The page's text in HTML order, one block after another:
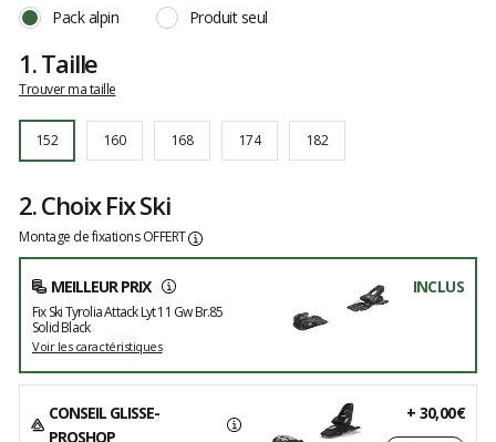
avis
clients
Pack alpin Produit seul
1.Taille
Trouver ma taille
152 160 168 174 182
2. Choix Fix Ski
Montage de fixations OFFERT
MEILLEUR PRIX
Fix Ski Tyrolia Attack Lyt 11 Gw Br.85
Solid Black
Voir les caractéristiques
INCLUS
CONSEIL GLISSE-
PROSHOP
+ 30,00€